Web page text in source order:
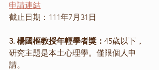
申請連結
截止日期：111年7月31日
3. 楊國樞教授年輕學者獎： 45歲以下，
研究主題是本土心理學。僅限個人申
請。